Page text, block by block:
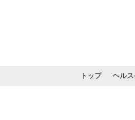
トップ ヘル